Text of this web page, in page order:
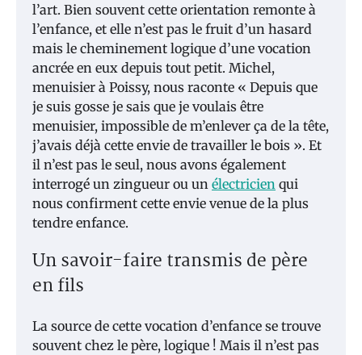
l’art. Bien souvent cette orientation remonte à
l’enfance, et elle n’est pas le fruit d’un hasard
mais le cheminement logique d’une vocation
ancrée en eux depuis tout petit. Michel,
menuisier à Poissy, nous raconte « Depuis que
je suis gosse je sais que je voulais être
menuisier, impossible de m’enlever ça de la tête,
j’avais déjà cette envie de travailler le bois ». Et
il n’est pas le seul, nous avons également
interrogé un zingueur ou un électricien qui
nous confirment cette envie venue de la plus
tendre enfance.
Un savoir-faire transmis de père
en fils
La source de cette vocation d’enfance se trouve
souvent chez le père, logique ! Mais il n’est pas